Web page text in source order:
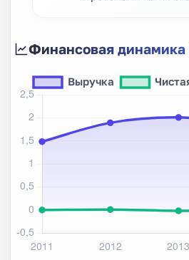
Финансовая динамика